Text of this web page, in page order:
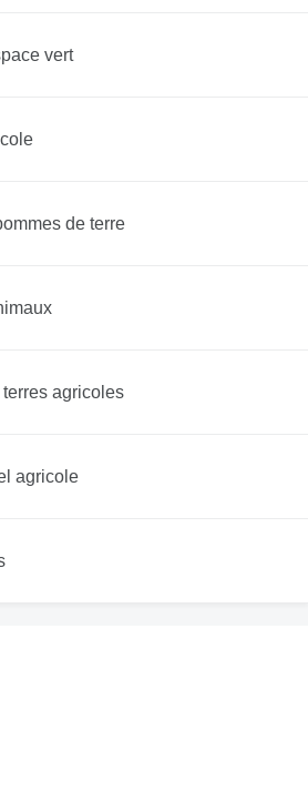
vert
de terre
agricoles
agricole